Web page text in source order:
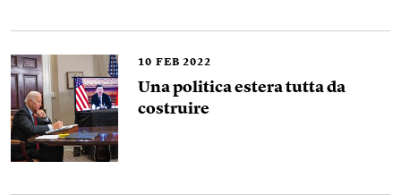
10 FEB 2022
Una politica estera tutta da
costruire